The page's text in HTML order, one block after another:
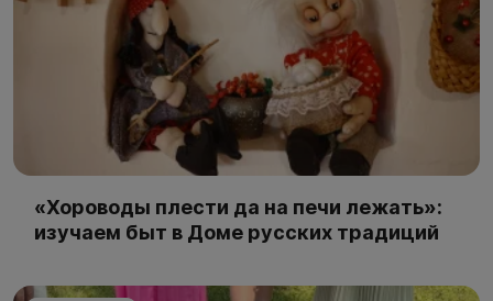
«Хороводы плести да на печи лежать»:
изучаем быт в Доме русских традиций